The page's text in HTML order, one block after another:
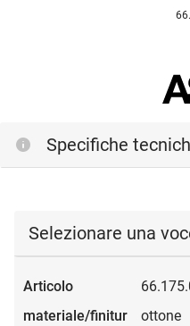
Specifiche
Selezionare una
ottone